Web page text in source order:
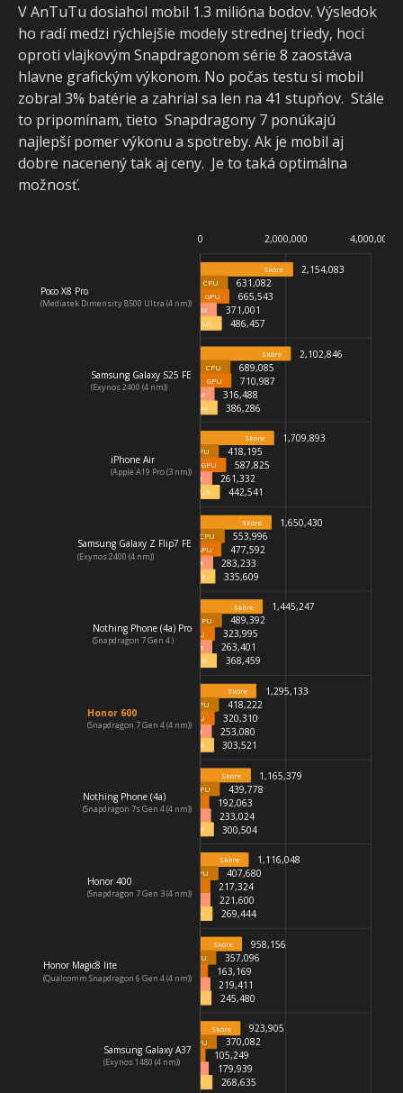
V AnTuTu dosiahol mobil 1.3 milióna bodov. Výsledok
ho radí medzi rýchlejšie modely strednej triedy, hoci
oproti vlajkovým Snapdragonom série 8 zaostáva
hlavne grafickým výkonom. No počas testu si mobil
zobral 3% batérie a zahrial sa len na 41 stupňov. Stále
to pripomínam, tieto Snapdragony 7 ponúkajú
najlepší pomer výkonu a spotreby. Ak je mobil aj
dobre nacenený tak aj ceny. Je to taká optimálna
možnosť.
2,154,083
Skóre
2,102,846
Skóre
1,709,893
Skóre
1,650,430
Skóre
1,445,247
Skóre
1,295,133
Skóre
1,165,379
Skóre
1,116,048
Skóre
958,156
Skóre
923,905
Skóre
631,082
CPU
689,085
CPU
418,195
CPU
553,996
CPU
489,392
CPU
418,222
CPU
439,778
CPU
407,680
CPU
357,096
CPU
370,082
CPU
665,543
GPU
710,987
GPU
587,825
GPU
477,592
GPU
323,995
GPU
320,310
GPU
192,063
217,324
163,169
105,249
GPU
371,001
MEM
316,488
MEM
261,332
MEM
283,233
MEM
263,401
MEM
253,080
MEM
233,024
MEM
221,600
MEM
219,411
MEM
179,939
486,457
UX
386,286
UX
442,541
UX
335,609
UX
368,459
UX
303,521
UX
300,504
UX
269,444
UX
245,480
UX
268,635
UX
Poco X8 Pro
(Mediatek Dimensity 8500 Ultra (4 nm))
Samsung Galaxy S25 FE
(Exynos 2400 (4 nm))
iPhone Air
(Apple A19 Pro (3 nm))
Samsung Galaxy Z Flip7 FE
(Exynos 2400 (4 nm))
Nothing Phone (4a) Pro
(Snapdragon 7 Gen 4 )
Honor 600
(Snapdragon 7 Gen 4 (4 nm))
Nothing Phone (4a)
(Snapdragon 7s Gen 4 (4 nm))
Honor 400
(Snapdragon 7 Gen 3 (4 nm))
Honor Magic8 lite
(Qualcomm Snapdragon 6 Gen 4 (4 nm))
Samsung Galaxy A37
(Exynos 1480 (4 nm))
2,000,000
-2,000,000
-1,000,000
0
6,000,000 4,000,000
2,000,000
-4,000,000